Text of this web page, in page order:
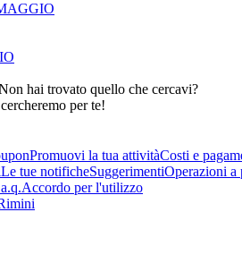
hai trovato quello che cercavi?
per te!
Promuovi la tua attivitàCosti e
Le tue notificheSuggerimentiOperazioni a
Accordo per l'utilizzo